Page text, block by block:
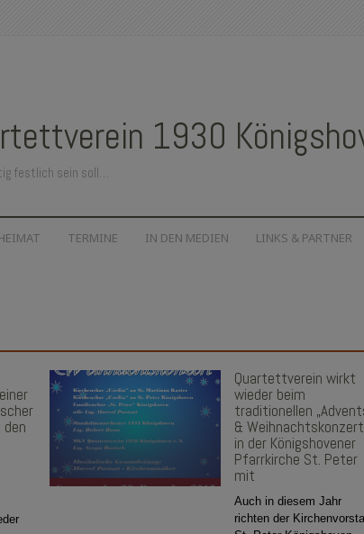
1930
festlich sein soll…
TERMINE IN DEN MEDIEN LINKS & PARTNER
den
Quartettverein wirkt
wieder beim
traditionellen
&
in der Königshovener
Pfarrkirche St. Peter
mit
Auch in diesem Jahr
richten der